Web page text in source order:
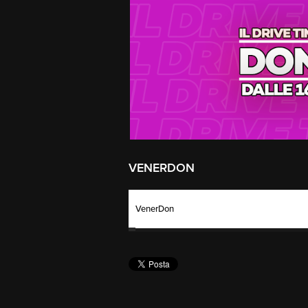
VENERDON
VenerDon